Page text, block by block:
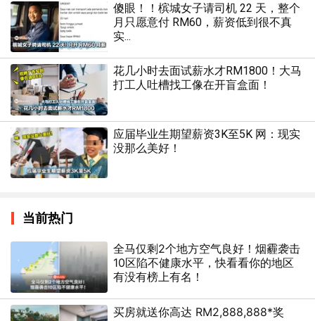
傻眼！！槟城女子请司机 22 天，整个
月只愿意付 RM60，薪资低到很不真
实...
花几小时去面试薪水才RM1800！大马
打工人吐槽找工像在开盲盒面！
应届毕业生期望薪资3K至5K 网：现实
没那么美好！
当前热门
全马仅剩2个地方空气良好！烟霾袭击
10区陷不健康水平，快看看你的地区
有没有榜上有名！
买房就送你高达 RM2,888,888*奖